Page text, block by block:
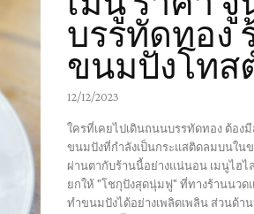
บรรทัดทอง
ขนมปังโทส
12/12/2023
ใครที่เคยไปเดินถนนบรรทัดทอง ต้อง
ขนมปังที่กำลังเป็นกระแสติดลมบนใน
ผ่านตากับร้านนี้อย่างแน่นอน เมนูไฮไ
ยกให้ "โชกุปังสุดนุ่มฟู" ที่ทางร้านนวด
ทำขนมปังได้อย่างเพลิดเพลิน ส่วนด้า